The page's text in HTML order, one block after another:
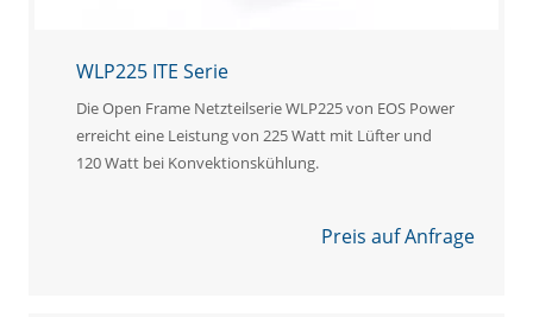
WLP225 ITE Serie
Die Open Frame Netzteilserie WLP225 von EOS Power
erreicht eine Leistung von 225 Watt mit Lüfter und
120 Watt bei Konvektionskühlung.
Preis auf Anfrage